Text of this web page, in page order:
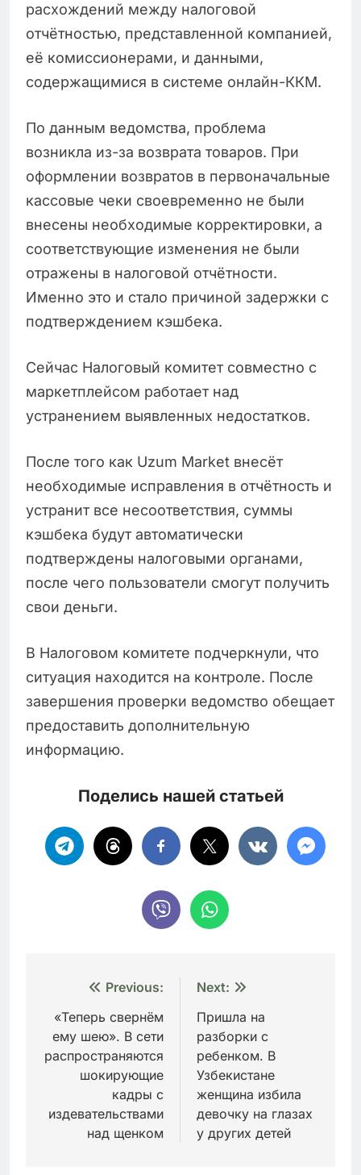
расхождений между налоговой
отчётностью, представленной компанией,
её комиссионерами, и данными,
содержащимися в системе онлайн-ККМ.
По данным ведомства, проблема
возникла из-за возврата товаров. При
оформлении возвратов в первоначальные
кассовые чеки своевременно не были
внесены необходимые корректировки, а
соответствующие изменения не были
отражены в налоговой отчётности.
Именно это и стало причиной задержки с
подтверждением кэшбека.
Сейчас Налоговый комитет совместно с
маркетплейсом работает над
устранением выявленных недостатков.
После того как Uzum Market внесёт
необходимые исправления в отчётность и
устранит все несоответствия, суммы
кэшбека будут автоматически
подтверждены налоговыми органами,
после чего пользователи смогут получить
свои деньги.
В Налоговом комитете подчеркнули, что
ситуация находится на контроле. После
завершения проверки ведомство обещает
предоставить дополнительную
информацию.
Поделись нашей статьей
Навигация
по
записям
Previous:
«Теперь свернём
ему шею». В сети
распространяются
шокирующие
кадры с
издевательствами
над щенком
Next:
Пришла на
разборки с
ребенком. В
Узбекистане
женщина избила
девочку на глазах
у других детей